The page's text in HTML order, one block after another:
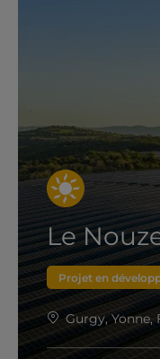
Le
Projet en
Gurgy, Yonne,